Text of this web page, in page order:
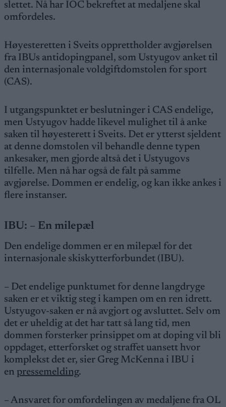
slettet. Nå har IOC bekreftet at medaljene skal
omfordeles.
Høyesteretten i Sveits opprettholder avgjørelsen
fra IBUs antidopingpanel, som Ustyugov anket til
den internasjonale voldgiftdomstolen for sport
(CAS).
I utgangspunktet er beslutninger i CAS endelige,
men Ustyugov hadde likevel mulighet til å anke
saken til høyesterett i Sveits. Det er ytterst sjeldent
at denne domstolen vil behandle denne typen
ankesaker, men gjorde altså det i Ustyugovs
tilfelle. Men nå har også de falt på samme
avgjørelse. Dommen er endelig, og kan ikke ankes i
flere instanser.
IBU: – En milepæl
Den endelige dommen er en milepæl for det
internasjonale skiskytterforbundet (IBU).
– Det endelige punktumet for denne langdryge
saken er et viktig steg i kampen om en ren idrett.
Ustyugov-saken er nå avgjort og avsluttet. Selv om
det er uheldig at det har tatt så lang tid, men
dommen forsterker prinsippet om at doping vil bli
oppdaget, etterforsket og straffet uansett hvor
komplekst det er, sier Greg McKenna i IBU i
en pressemelding.
– Ansvaret for omfordelingen av medaljene fra OL